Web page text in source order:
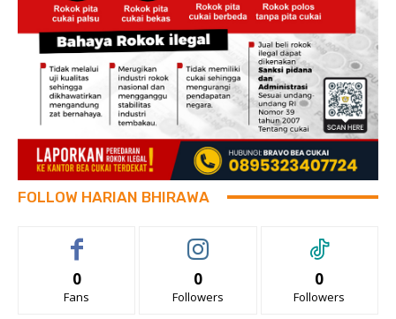
FOLLOW HARIAN BHIRAWA
0
Fans
0
Followers
0
Followers